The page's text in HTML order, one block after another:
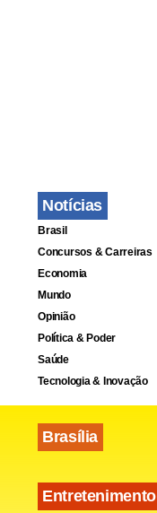
Notícias
Brasil
Concursos & Carreiras
Economia
Mundo
Opinião
Política & Poder
Saúde
Tecnologia & Inovação
Brasília
Entretenimento